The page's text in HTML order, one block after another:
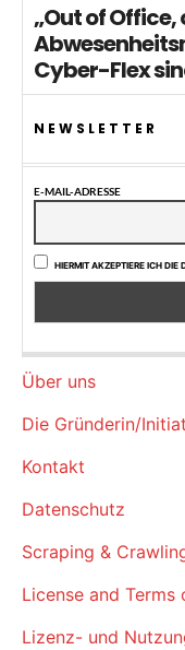
„Out of
Cyber-Flex
NEWSLETTER
E-MAIL-ADRESSE
HIERMIT AKZEPTIERE ICH DIE
Über uns
Die Gründerin/
Kontakt
Datenschutz
Scraping &
License and Terms
Lizenz- und